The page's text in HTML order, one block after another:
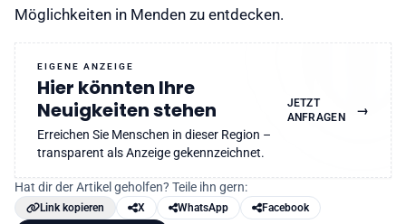
Möglichkeiten in Menden zu entdecken.
EIGENE ANZEIGE
Hier könnten Ihre
Neuigkeiten stehen
Erreichen Sie Menschen in dieser Region –
transparent als Anzeige gekennzeichnet.
JETZT
ANFRAGEN
→
Hat dir der Artikel geholfen? Teile ihn gern:
Link kopieren X WhatsApp Facebook